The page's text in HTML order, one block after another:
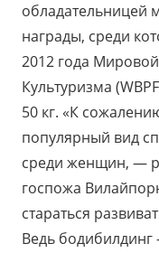
обладательницей
награды, среди
2012 года
Культуризма
50 кг. «К
популярный вид
среди женщин, —
госпожа
стараться
Ведь бодибилдинг